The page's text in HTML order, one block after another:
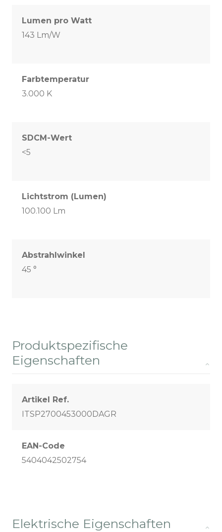
Lumen pro Watt
143 Lm/W
Farbtemperatur
3.000 K
SDCM-Wert
<5
Lichtstrom (Lumen)
100.100 Lm
Abstrahlwinkel
45 °
Produktspezifische
Eigenschaften
Artikel Ref.
ITSP2700453000DAGR
EAN-Code
5404042502754
Elektrische Eigenschaften